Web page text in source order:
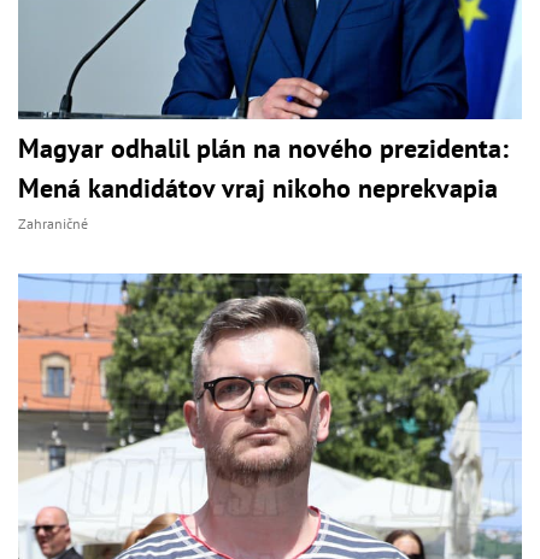
Magyar odhalil plán na nového prezidenta:
Mená kandidátov vraj nikoho neprekvapia
Zahraničné